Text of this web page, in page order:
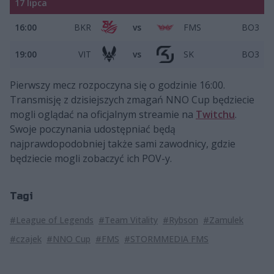
17 lipca
16:00 BKR vs FMS BO3
19:00 VIT vs SK BO3
Pierwszy mecz rozpoczyna się o godzinie 16:00.
Transmisję z dzisiejszych zmagań NNO Cup będziecie
mogli oglądać na oficjalnym streamie na Twitchu.
Swoje poczynania udostępniać będą
najprawdopodobniej także sami zawodnicy, gdzie
będziecie mogli zobaczyć ich POV-y.
Tagi
#League of Legends #Team Vitality #Rybson #Zamulek
#czajek #NNO Cup #FMS #STORMMEDIA FMS